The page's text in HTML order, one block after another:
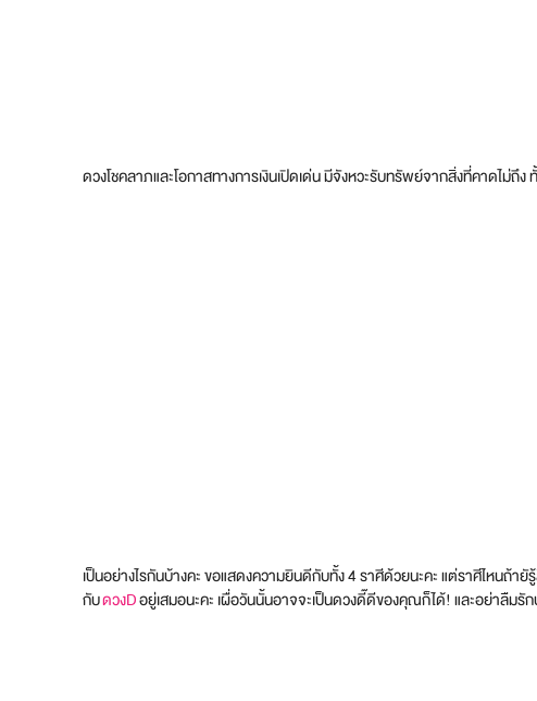
ดวงโชคลาภและโอกาสทางการเงินเปิดเด่น มีจังหวะรับทรัพย์จากสิ่งที่คาดไม่ถึ
เป็นอย่างไรกันบ้างคะ ขอแสดงความยินดีกับทั้ง 4 ราศีด้วยนะคะ แต่ราศีไหนถ้
กับดวงDอยู่เสมอนะคะ เผื่อวันนั้นอาจจะเป็นดวงดี๊ดีของคุณก็ได้! และอย่าลืม